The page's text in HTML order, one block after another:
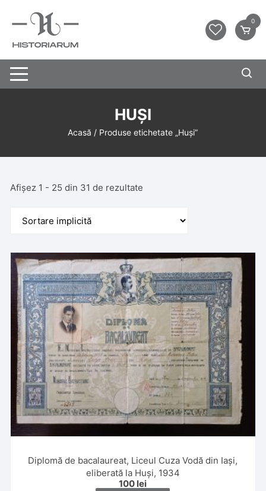
0
HUȘI
Acasă / Produse etichetate „Huși”
Afișez 1 - 25 din 31 de rezultate
Diplomă de bacalaureat, Liceul Cuza Vodă din Iași,
eliberată la Huși, 1934
100 lei